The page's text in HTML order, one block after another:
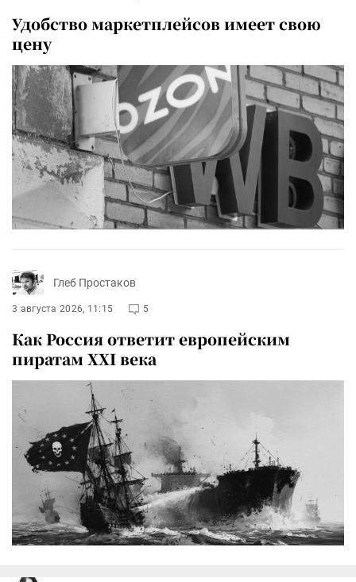
Удобство маркетплейсов имеет свою
цену
Глеб Простаков
3 августа 2026, 11:15 5
Как Россия ответит европейским
пиратам XXI века